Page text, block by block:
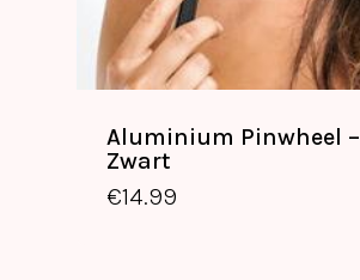
Aluminium Pinwheel –
Zwart
€14.99